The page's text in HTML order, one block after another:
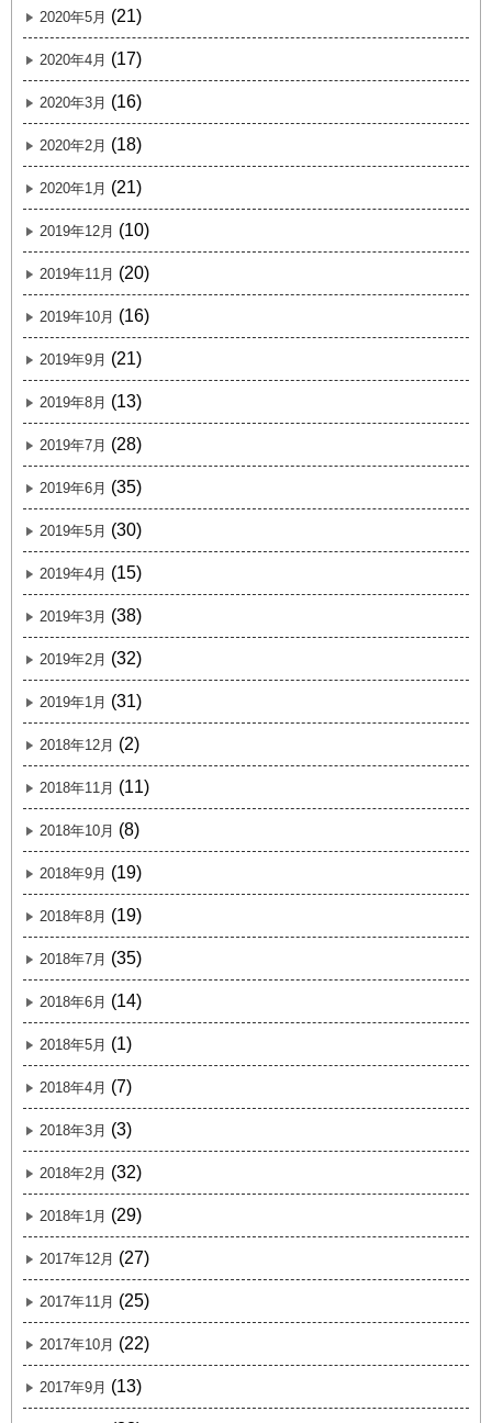
2020年5月 (21)
2020年4月 (17)
2020年3月 (16)
2020年2月 (18)
2020年1月 (21)
2019年12月 (10)
2019年11月 (20)
2019年10月 (16)
2019年9月 (21)
2019年8月 (13)
2019年7月 (28)
2019年6月 (35)
2019年5月 (30)
2019年4月 (15)
2019年3月 (38)
2019年2月 (32)
2019年1月 (31)
2018年12月 (2)
2018年11月 (11)
2018年10月 (8)
2018年9月 (19)
2018年8月 (19)
2018年7月 (35)
2018年6月 (14)
2018年5月 (1)
2018年4月 (7)
2018年3月 (3)
2018年2月 (32)
2018年1月 (29)
2017年12月 (27)
2017年11月 (25)
2017年10月 (22)
2017年9月 (13)